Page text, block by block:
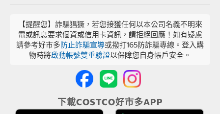
【提醒您】詐騙猖獗，若您接獲任何以本公司名義不明來
電或訊息要求個資或信用卡資訊，請拒絕回應！如有疑慮
請參考好市多防止詐騙宣導或撥打165防詐騙專線。登入購
物時將啟動帳號雙重驗證以保障您自身帳戶安全。
下載COSTCO好市多APP